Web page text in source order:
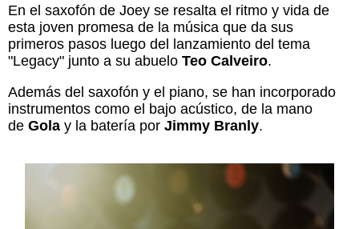
En el saxofón de Joey se resalta el ritmo y vida de
esta joven promesa de la música que da sus
primeros pasos luego del lanzamiento del tema
"Legacy" junto a su abuelo Teo Calveiro.
Además del saxofón y el piano, se han incorporado
instrumentos como el bajo acústico, de la mano
de Gola y la batería por Jimmy Branly.